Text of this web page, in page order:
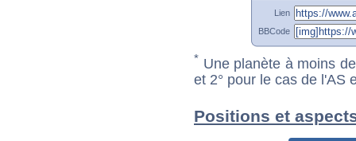
Lien
BBCode
* Une planète à moins
et 2° pour le cas de l'AS
Positions et